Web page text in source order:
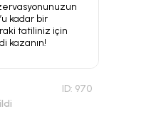
kadar bir
tatiliniz için
kazanın!
ID: 970